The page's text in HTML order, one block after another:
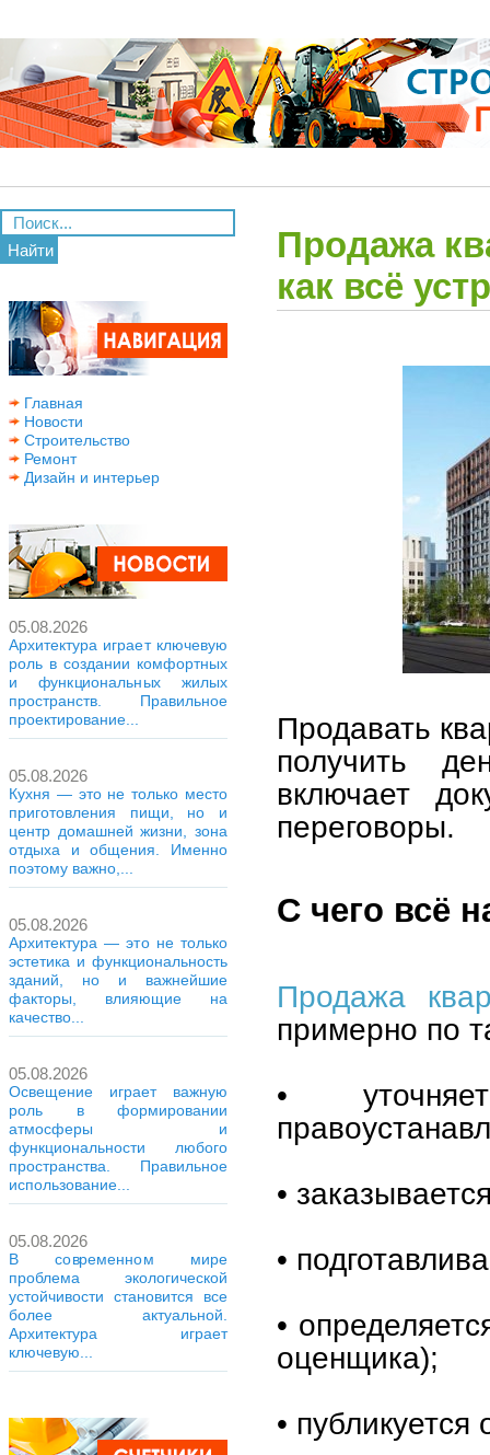
Найти
Главная
Новости
Строительство
Ремонт
Дизайн и интерьер
05.08.2026
Архитектура играет ключевую
роль в создании комфортных
и функциональных жилых
пространств. Правильное
проектирование...
05.08.2026
Кухня — это не только место
приготовления пищи, но и
центр домашней жизни, зона
отдыха и общения. Именно
поэтому важно,...
05.08.2026
Архитектура — это не только
эстетика и функциональность
зданий, но и важнейшие
факторы, влияющие на
качество...
05.08.2026
Освещение играет важную
роль в формировании
атмосферы и
функциональности любого
пространства. Правильное
использование...
05.08.2026
В современном мире
проблема экологической
устойчивости становится все
более актуальной.
Архитектура играет
ключевую...
Продажа
как всё
Продавать
получить
включает
переговоры.
С чего всё
Продажа
примерно по
•
•
•
•
оценщика);
•